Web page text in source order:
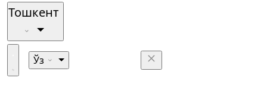
Тошкент
Ўз